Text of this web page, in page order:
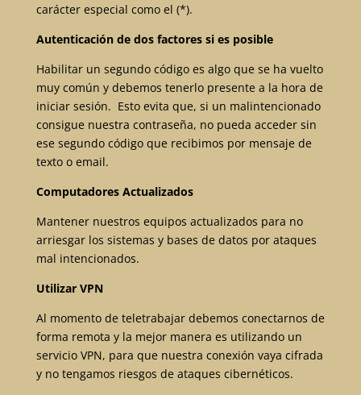
carácter especial como el (*).
Autenticación de dos factores si es posible
Habilitar un segundo código es algo que se ha vuelto
muy común y debemos tenerlo presente a la hora de
iniciar sesión. Esto evita que, si un malintencionado
consigue nuestra contraseña, no pueda acceder sin
ese segundo código que recibimos por mensaje de
texto o email.
Computadores Actualizados
Mantener nuestros equipos actualizados para no
arriesgar los sistemas y bases de datos por ataques
mal intencionados.
Utilizar VPN
Al momento de teletrabajar debemos conectarnos de
forma remota y la mejor manera es utilizando un
servicio VPN, para que nuestra conexión vaya cifrada
y no tengamos riesgos de ataques cibernéticos.